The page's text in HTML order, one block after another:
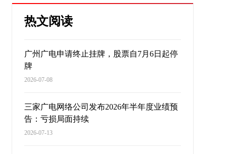
热文阅读
广州广电申请终止挂牌，股票自7月6日起停
牌
2026-07-08
三家广电网络公司发布2026年半年度业绩预
告：亏损局面持续
2026-07-13